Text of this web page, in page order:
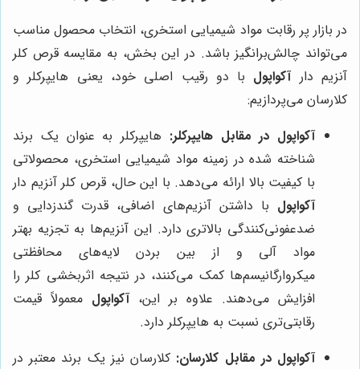
در بازار پر رقابت مواد شیمیایی استخری، انتخاب محصول مناسب
می‌تواند چالش‌برانگیز باشد. در این بخش، به مقایسه قرص کلر
آنزیم دارآکواپول با دو رقیب اصلی خود، یعنی هایپرکلر و
کلارسان می‌پردازیم:
آکواپول در مقابل هایپرکلر: هایپرکلر به عنوان یک برند
شناخته شده در زمینه مواد شیمیایی استخری، محصولاتی
با کیفیت بالا ارائه می‌دهد. با این حال، قرص کلر آنزیم دار
آکواپول با داشتن آنزیم‌های اضافی، قدرت گندزدایی و
ضدعفونی‌کنندگی بالاتری دارد. این آنزیم‌ها به تجزیه بهتر
مواد آلی و از بین بردن لایه‌های محافظتی
میکروارگانیسم‌ها کمک می‌کنند، در نتیجه اثربخشی کلر را
افزایش می‌دهند. علاوه بر این،آکواپول معمولاً قیمت
رقابتی‌تری نسبت به هایپرکلر دارد.
آکواپول در مقابل کلارسان: کلارسان نیز یک برند معتبر در